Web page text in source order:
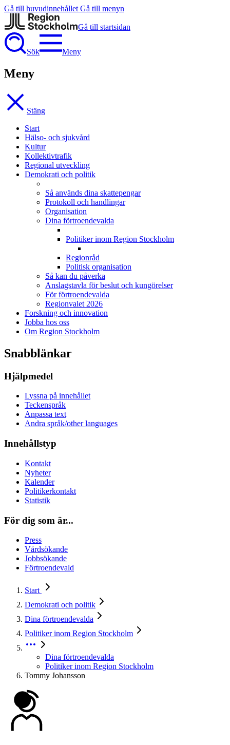
Gå till huvudinnehållet Gå till menyn
Gå till startsidan
Sök Meny
Meny
Stäng
Start
Hälso- och sjukvård
Kultur
Kollektivtrafik
Regional utveckling
Demokrati och politik
Så används dina skattepengar
Protokoll och handlingar
Organisation
Dina förtroendevalda
Politiker inom Region Stockholm
Regionråd
Politisk organisation
Så kan du påverka
Anslagstavla för beslut och kungörelser
För förtroendevalda
Regionvalet 2026
Forskning och innovation
Jobba hos oss
Om Region Stockholm
Snabblänkar
Hjälpmedel
Lyssna på innehållet
Teckenspråk
Anpassa text
Andra språk/other languages
Innehållstyp
Kontakt
Nyheter
Kalender
Politikerkontakt
Statistik
För dig som är...
Press
Vårdsökande
Jobbsökande
Förtroendevald
Start
Demokrati och politik
Dina förtroendevalda
Politiker inom Region Stockholm
Dina förtroendevalda
Politiker inom Region Stockholm
Tommy Johansson